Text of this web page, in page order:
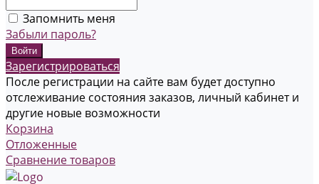
Запомнить меня
Забыли пароль?
Зарегистрироваться
После регистрации на сайте вам будет доступно
отслеживание состояния заказов, личный кабинет и
другие новые возможности
Корзина
Отложенные
Сравнение товаров